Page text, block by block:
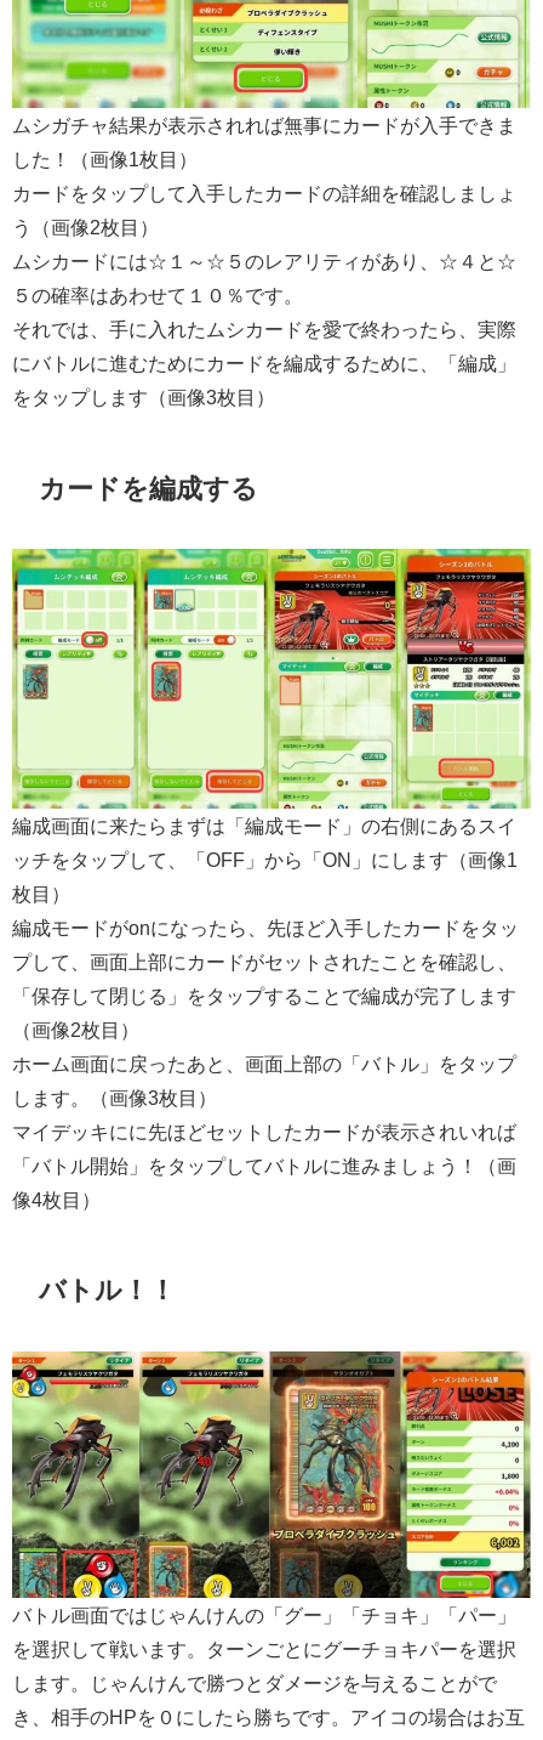
ムシガチャ結果が表示されれば無事にカードが入手できま
した！（画像1枚目）
カードをタップして入手したカードの詳細を確認しましょ
う（画像2枚目）
ムシカードには☆１～☆５のレアリティがあり、☆４と☆
５の確率はあわせて１０％です。
それでは、手に入れたムシカードを愛で終わったら、実際
にバトルに進むためにカードを編成するために、「編成」
をタップします（画像3枚目）
カードを編成する
編成画面に来たらまずは「編成モード」の右側にあるスイ
ッチをタップして、「OFF」から「ON」にします（画像1
枚目）
編成モードがonになったら、先ほど入手したカードをタッ
プして、画面上部にカードがセットされたことを確認し、
「保存して閉じる」をタップすることで編成が完了します
（画像2枚目）
ホーム画面に戻ったあと、画面上部の「バトル」をタップ
します。（画像3枚目）
マイデッキにに先ほどセットしたカードが表示されいれば
「バトル開始」をタップしてバトルに進みましょう！（画
像4枚目）
バトル！！
バトル画面ではじゃんけんの「グー」「チョキ」「パー」
を選択して戦います。ターンごとにグーチョキパーを選択
します。じゃんけんで勝つとダメージを与えることがで
き、相手のHPを０にしたら勝ちです。アイコの場合はお互